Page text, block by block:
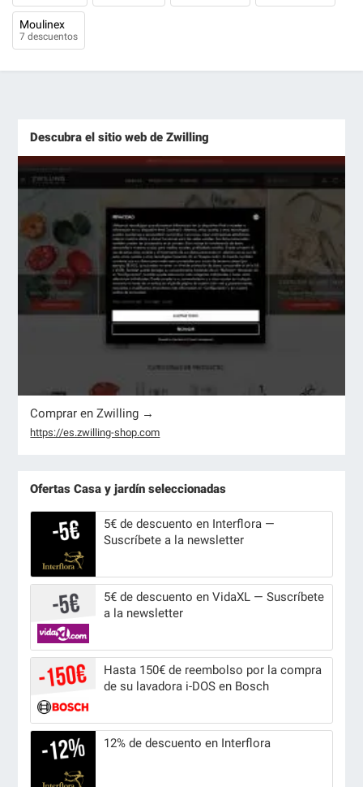
Moulinex
7 descuentos
Descubra el sitio web de Zwilling
Comprar en Zwilling →
https://es.zwilling-shop.com
Ofertas Casa y jardín seleccionadas
5€ de descuento en Interflora —
Suscríbete a la newsletter
5€ de descuento en VidaXL — Suscríbete
a la newsletter
Hasta 150€ de reembolso por la compra
de su lavadora i-DOS en Bosch
12% de descuento en Interflora